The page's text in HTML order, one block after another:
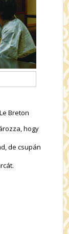
Breton
hogy
de csupán